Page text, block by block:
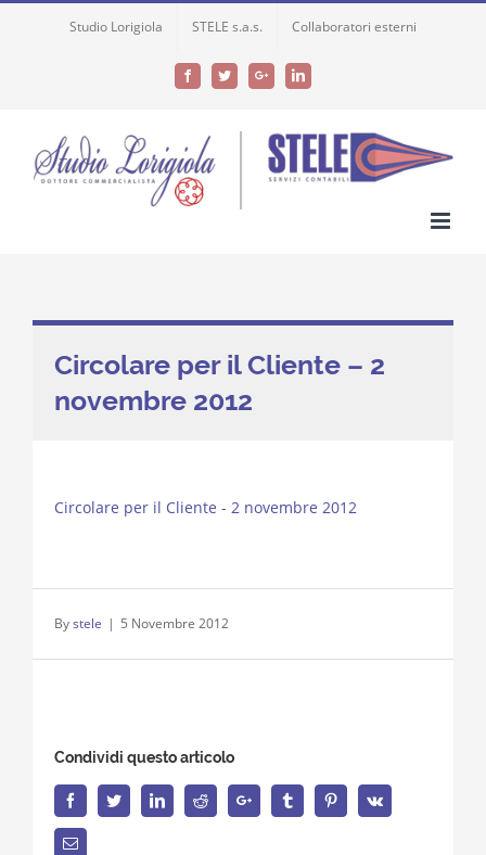
Studio Lorigiola STELE s.a.s. Collaboratori esterni
FacebookTwitterGoogle+LinkedIn
Circolare per il Cliente – 2
novembre 2012
Circolare per il Cliente - 2 novembre 2012
Bystele | 5 Novembre 2012
Condividi questo articolo
FacebookTwitterLinkedInReddit Google+ Tumblr PinterestVk
Email